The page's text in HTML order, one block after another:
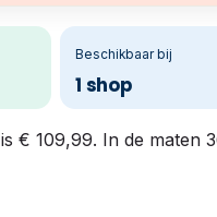
Beschikbaar bij
1 shop
€ 109,99. In de